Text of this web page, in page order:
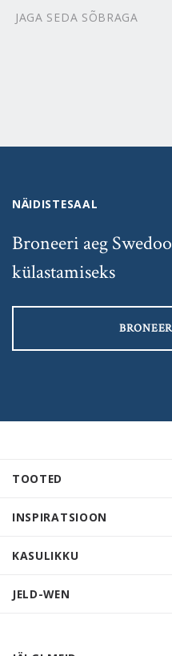
JAGA SEDA SÕBRAGA
TOOTED
INSPIRATSIOON
KASULIKKU
JELD-WEN
NÄIDISTESAAL
Broneeri aeg
külastamiseks